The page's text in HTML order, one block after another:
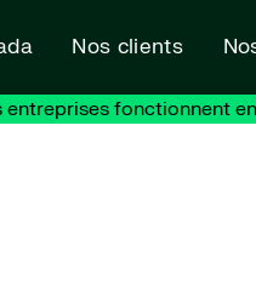
Nos clients
fonctionnent